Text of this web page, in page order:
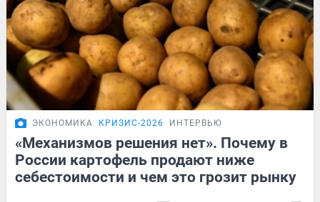
ЭКОНОМИКА КРИЗИС-2026 ИНТЕРВЬЮ
«Механизмов решения нет». Почему в
России картофель продают ниже
себестоимости и чем это грозит рынку